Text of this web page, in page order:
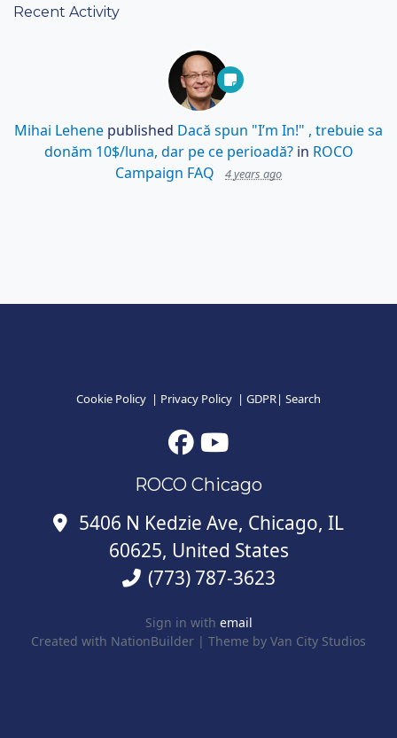
Recent Activity
Mihai Lehene published Dacă spun "I’m In!" , trebuie sa
donăm 10$/luna, dar pe ce perioadă?in ROCO
Campaign FAQ
4 years ago
Cookie Policy | Privacy Policy | GDPR| Search
ROCO Chicago
5406 N Kedzie Ave, Chicago, IL
60625, United States
(773) 787-3623
Sign in with email
Created with NationBuilder | Theme by Van City Studios